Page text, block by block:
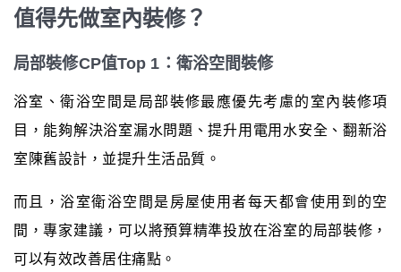
值得先做室內裝修？
局部裝修CP值Top 1：衛浴空間裝修
浴室、衛浴空間是局部裝修最應優先考慮的室內裝修項
目，能夠解決浴室漏水問題、提升用電用水安全、翻新浴
室陳舊設計，並提升生活品質。
而且，浴室衛浴空間是房屋使用者每天都會使用到的空
間，專家建議，可以將預算精準投放在浴室的局部裝修，
可以有效改善居住痛點。